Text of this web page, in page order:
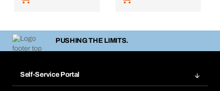
PUSHING THE LIMITS.
Self-Service Portal